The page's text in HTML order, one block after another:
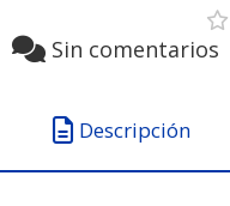
Sin comentarios
Descripción